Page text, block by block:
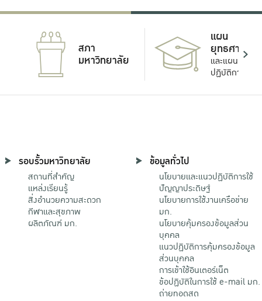
สภา
มหาวิทยาลัย
แผน
ยุทธศาสตร์
และแผน
ปฏิบัติการ
รอบรั้วมหาวิทยาลัย
สถานที่สำคัญ
แหล่งเรียนรู้
สิ่งอำนวยความสะดวก
กีฬาและสุขภาพ
ผลิตภัณฑ์ มก.
ข้อมูลทั่วไป
นโยบายและแนวปฏิบัติการใช้
ปัญญาประดิษฐ์
นโยบายการใช้งานเครือข่าย
มก.
นโยบายคุ้มครองข้อมูลส่วน
บุคคล
แนวปฏิบัติการคุ้มครองข้อมูล
ส่วนบุคคล
การเข้าใช้อินเตอร์เน็ต
ข้อปฏิบัติในการใช้ e-mail มก.
ถ่ายทอดสด